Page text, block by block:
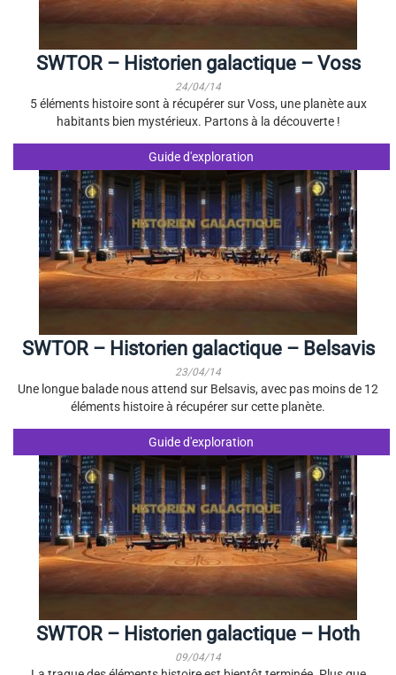
SWTOR – Historien galactique – Voss
24/04/14
5 éléments histoire sont à récupérer sur Voss, une planète aux
habitants bien mystérieux. Partons à la découverte !
Guide d'exploration
SWTOR – Historien galactique – Belsavis
23/04/14
Une longue balade nous attend sur Belsavis, avec pas moins de 12
éléments histoire à récupérer sur cette planète.
Guide d'exploration
SWTOR – Historien galactique – Hoth
09/04/14